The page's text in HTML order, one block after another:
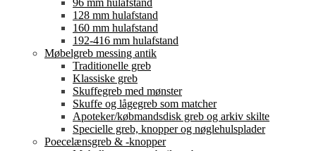
96 mm hulafstand
128 mm hulafstand
160 mm hulafstand
192-416 mm hulafstand
Møbelgreb messing antik
Traditionelle greb
Klassiske greb
Skuffegreb med mønster
Skuffe og lågegreb som matcher
Apoteker/købmandsdisk greb og arkiv skilte
Specielle greb, knopper og nøglehulsplader
Poecelænsgreb & -knopper